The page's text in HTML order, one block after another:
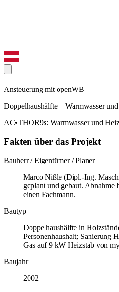
Ansteuerung mit openWB
Doppelhaushälfte – Warmwasser
AC•THOR9s: Warmwasser und
Fakten über das Projekt
Bauherr / Eigentümer / Planer
Marco Nißle (Dipl.-Ing.
geplant und gebaut. Abnahme
einen Fachmann.
Bautyp
Doppelhaushälfte in
Personenhaushalt; Sanierung
Gas auf 9 kW Heizstab von
Baujahr
2002